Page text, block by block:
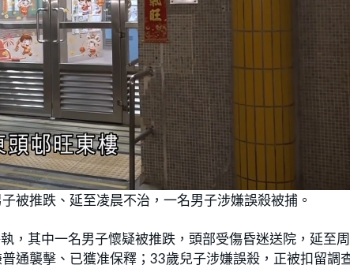
L
o
a
d
1
0
0
.
0
被推跌、延至凌晨不治，一名男子涉嫌誤殺被捕。
，其中一名男子懷疑被推跌，頭部受傷昏迷送院，延至
通襲擊、已獲准保釋；33歲兒子涉嫌誤殺，正被扣留調